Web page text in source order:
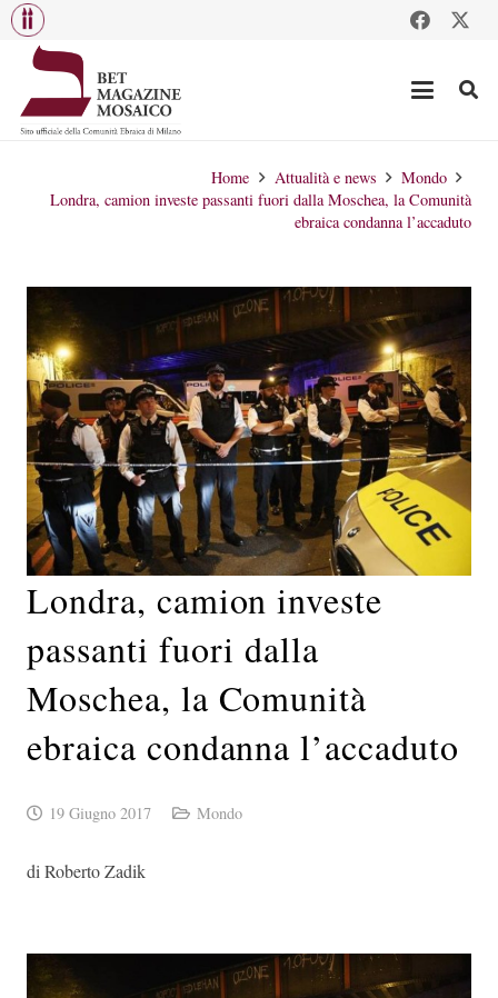
Home Attualità e news
Mondo
Londra, camion investe passanti fuori dalla Moschea, la Comunità
ebraica condanna l’accaduto
Londra, camion investe
passanti fuori dalla
Moschea, la Comunità
ebraica condanna l’accaduto
19 Giugno 2017 Mondo
di Roberto Zadik